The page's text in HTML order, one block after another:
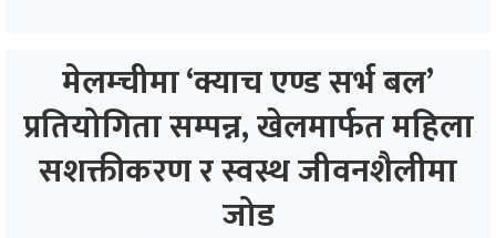
मेलम्चीमा ‘क्याच एण्ड सर्भ बल’
प्रतियोगिता सम्पन्न, खेलमार्फत महिला
सशक्तीकरण र स्वस्थ जीवनशैलीमा
जोड